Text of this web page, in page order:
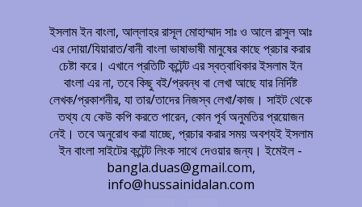
ইসলাম ইন বাংলা, আল্লাহর রাসূল মোহাম্মাদ সাঃ ও আলে রাসুল আঃ
এর দোয়া/যিয়ারাত/বানী বাংলা ভাষাভাষী মানুষের কাছে প্রচার করার
চেষ্টা করে। এখানে প্রতিটি কন্টেন্ট এর স্বত্বাধিকার ইসলাম ইন
বাংলা এর না, তবে কিছু বই/প্রবন্ধ বা লেখা আছে যার নির্দিষ্ট
লেখক/প্রকাশনীর, যা তার/তাদের নিজস্ব লেখা/কাজ। সাইট থেকে
তথ্য যে কেউ কপি করতে পারেন, কোন পূর্ব অনুমতির প্রয়োজন
নেই। তবে অনুরোধ করা যাচ্ছে, প্রচার করার সময় অবশ্যই ইসলাম
ইন বাংলা সাইটের কন্টেন্ট লিংক সাথে দেওয়ার জন্য। ইমেইল -
bangla.duas@gmail.com,
info@hussainidalan.com